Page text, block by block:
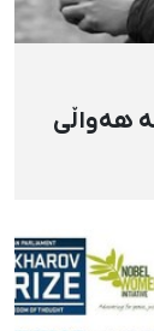
هەواڵی